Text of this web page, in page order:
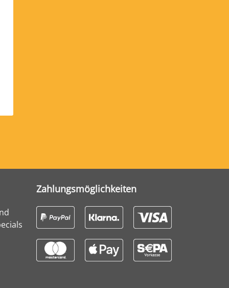
Zahlungsmöglichkeiten